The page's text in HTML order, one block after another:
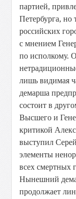
партией,
Петербурга, но
российских
с мнением
по исполкому.
лишь видимая
демарша
состоит в
Высшего и
критикой
выступил
элементы
всех смертных
Нынешний
продолжает